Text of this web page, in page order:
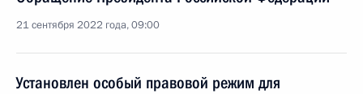
21 сентября 2022 года, 09:00
Установлен особый правовой режим для